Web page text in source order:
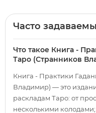
Часто
Что такое Книга -
Таро (Странников
Книга - Практики
Владимир) — это
раскладам Таро: от
несколькими